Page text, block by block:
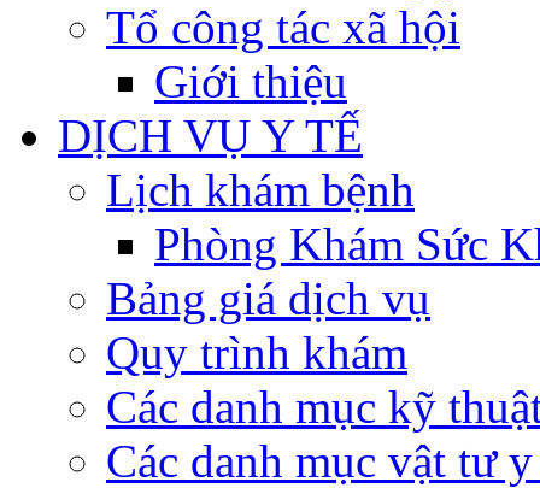
Tổ công tác xã hội
Giới thiệu
DỊCH VỤ Y TẾ
Lịch khám bệnh
Phòng Khám Sức
Bảng giá dịch vụ
Quy trình khám
Các danh mục kỹ
Các danh mục vật tư